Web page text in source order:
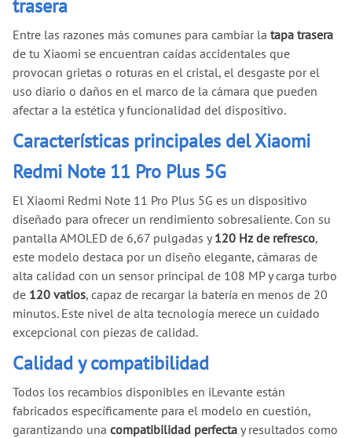
trasera
Entre las razones más comunes para cambiar la tapa trasera
de tu Xiaomi se encuentran caídas accidentales que
provocan grietas o roturas en el cristal, el desgaste por el
uso diario o daños en el marco de la cámara que pueden
afectar a la estética y funcionalidad del dispositivo.
Características principales del Xiaomi
Redmi Note 11 Pro Plus 5G
El Xiaomi Redmi Note 11 Pro Plus 5G es un dispositivo
diseñado para ofrecer un rendimiento sobresaliente. Con su
pantalla AMOLED de 6,67 pulgadas y120 Hz de refresco,
este modelo destaca por un diseño elegante, cámaras de
alta calidad con un sensor principal de 108 MP y carga turbo
de 120 vatios, capaz de recargar la batería en menos de 20
minutos. Este nivel de alta tecnología merece un cuidado
excepcional con piezas de calidad.
Calidad y compatibilidad
Todos los recambios disponibles en iLevante están
fabricados específicamente para el modelo en cuestión,
garantizando una compatibilidad perfecta y resultados como